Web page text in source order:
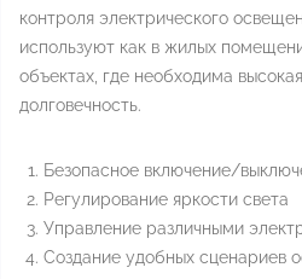
контроля электрического
используют как в жилых
объектах, где необходима
долговечность.
Безопасное включение/
Регулирование яркости света
Управление различными
Создание удобных сценариев